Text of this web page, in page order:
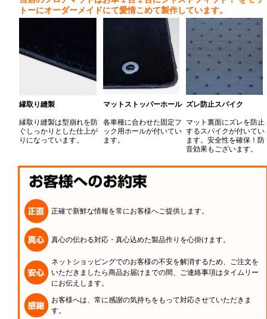
トーにオーダーメイドにて愛情こめて製作しています。
縁取り縫製
縁取り縫製は型崩れを防
ぐしっかりとした仕上が
りになっています。
マットストッパーホール
各車種に合わせた固定フ
ック用ホールが付いてい
ます。
ズレ防止スパイク
マット裏面にズレを防止
するスパイクが付いてい
ます。安全性を確保！防
音効果もございます。
正確で新鮮な情報を常にお客様へご提供します。
真心の伝わる対応・真心込めた製品作りを心掛けます。
ネットショッピングでのお客様の不安を解消するため、ご注文を
いただきましたら商品お届けまでの間、ご連絡事項はタイムリー
にお伝えします。
お客様へは、常に感謝の気持ちをもって対応させていただきま
す。